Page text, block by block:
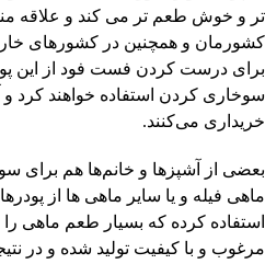
تر و خوش طعم تر می کند و علاقه
کشورمان و همچنین در کشورهای
برای درست کردن فست فود از این
سوخاری کردن استفاده خواهند کرد و
خریداری می‌کنند.
بعضی از آشپزها و خانم‌ها هم
ماهی فیله و یا سایر ماهی ها از
استفاده کرده که بسیار طعم ماهی
مرغوب و با کیفیت تولید شده و در